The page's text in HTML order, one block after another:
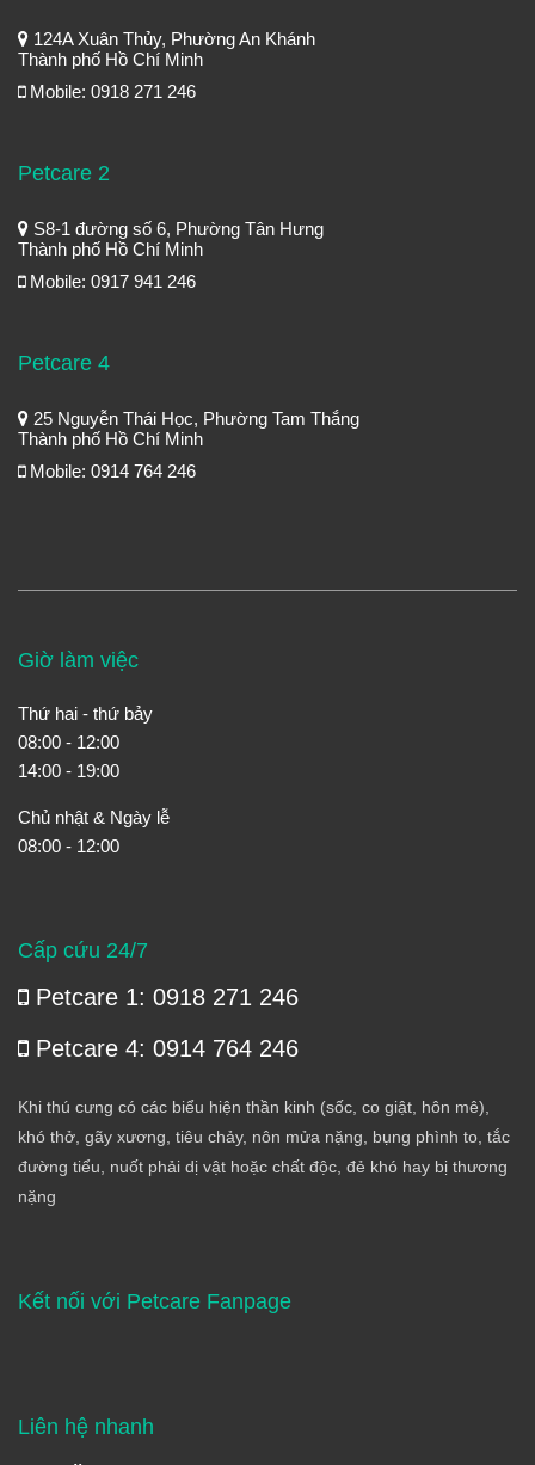
124A Xuân Thủy, Phường An Khánh
Thành phố Hồ Chí Minh
Mobile: 0918 271 246
Petcare 2
S8-1 đường số 6, Phường Tân Hưng
Thành phố Hồ Chí Minh
Mobile: 0917 941 246
Petcare 4
25 Nguyễn Thái Học, Phường Tam Thắng
Thành phố Hồ Chí Minh
Mobile: 0914 764 246
Giờ làm việc
Thứ hai - thứ bảy
08:00 - 12:00
14:00 - 19:00
Chủ nhật & Ngày lễ
08:00 - 12:00
Cấp cứu 24/7
Petcare 1: 0918 271 246
Petcare 4: 0914 764 246
Khi thú cưng có các biểu hiện thần kinh (sốc, co giật, hôn mê),
khó thở, gãy xương, tiêu chảy, nôn mửa nặng, bụng phình to, tắc
đường tiểu, nuốt phải dị vật hoặc chất độc, đẻ khó hay bị thương
nặng
Kết nối với Petcare Fanpage
Liên hệ nhanh